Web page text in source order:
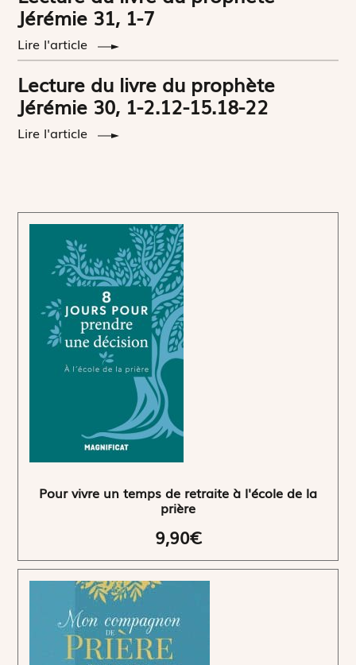
Jérémie 31, 1-7
Lire l'article
Lecture du livre du prophète
Jérémie 30, 1-2.12-15.18-22
Lire l'article
Pour vivre un temps de retraite à l'école de la
prière
9,90€